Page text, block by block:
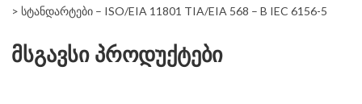
> სტანდარტები – ISO/EIA 11801 TIA/EIA 568 – B IEC 6156-5
მსგავსი პროდუქტები